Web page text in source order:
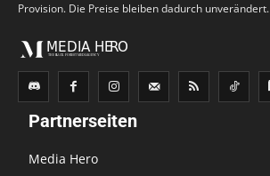
Provision. Die Preise bleiben dadurch unverändert.
Partnerseiten
Media Hero